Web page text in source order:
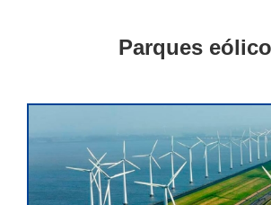
Parques